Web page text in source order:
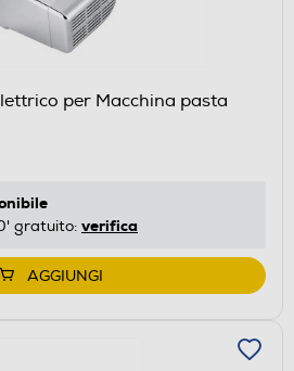
per Macchina pasta
gratuito: verifica
AGGIUNGI